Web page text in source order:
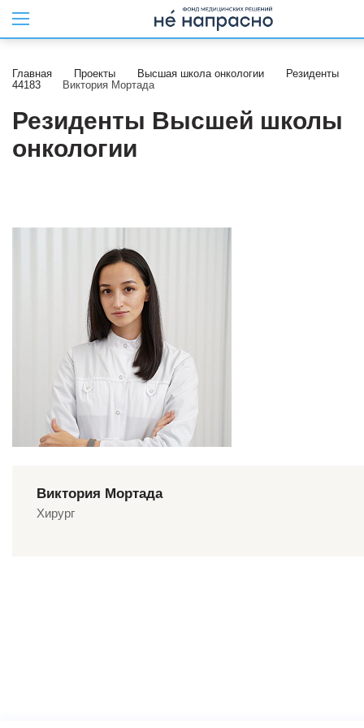
Главная Проекты Высшая школа онкологии
Резиденты
44183
Виктория Мортада
Резиденты Высшей школы
онкологии
Виктория Мортада
Хирург